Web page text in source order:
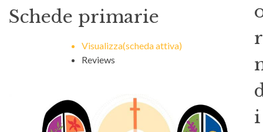
r
i
Schede primarie
Visualizza(scheda attiva)
Reviews